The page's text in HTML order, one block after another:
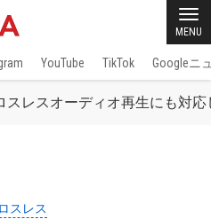
MENU
YouTube TikTok Googleニ
スレスオーディオ再生にも対
スレス